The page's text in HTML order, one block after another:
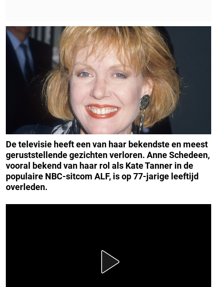
De televisie heeft een van haar bekendste en meest
geruststellende gezichten verloren. Anne Schedeen,
vooral bekend van haar rol als Kate Tanner in de
populaire NBC-sitcom ALF, is op 77-jarige leeftijd
overleden.